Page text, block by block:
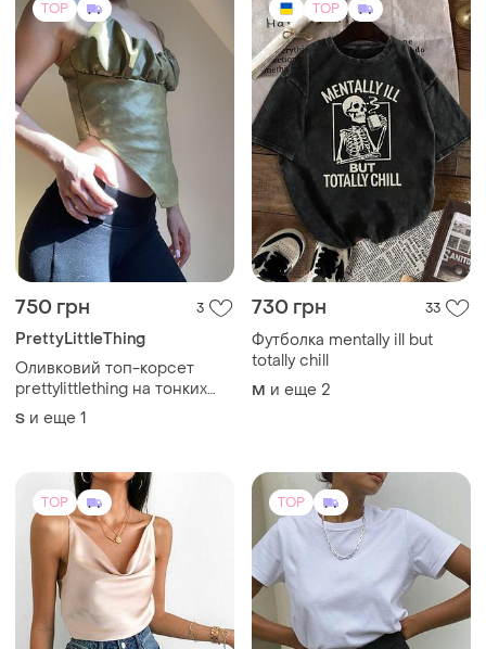
TOP
750 грн 3
PrettyLittleThing
Оливковий топ-корсет
prettylittlething на тонких
бретелях з драпуванням та
трикутним низом
S и еще 1
TOP
730 грн 33
Футболка mentally ill but
totally chill
M и еще 2
TOP TOP